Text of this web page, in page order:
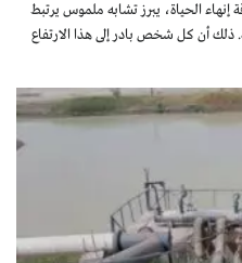
إنهاء الحياة، يبرز تشابه ملموس يرتبط
ذلك أن كل شخص بادر إلى هذا الارتفاع